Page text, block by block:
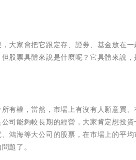
大家會把它跟定存、證券、基金放在
股票具體來說是什麼呢？它具體來說
有權，當然，市場上有沒有人願意買
司能夠較長期的經營，大家肯定想投
鴻海等大公司的股票，在市場上的平
題了。